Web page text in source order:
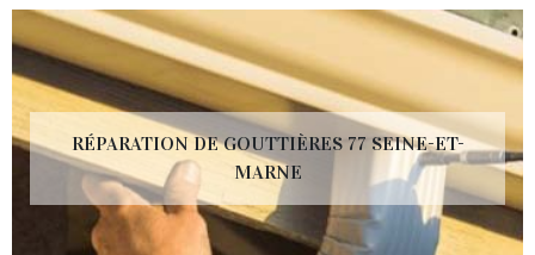
RÉPARATION DE GOUTTIÈRES 77 SEINE-ET-
MARNE